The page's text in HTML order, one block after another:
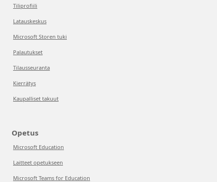
Tiliprofiili
Latauskeskus
Microsoft Storen tuki
Palautukset
Tilausseuranta
Kierrätys
Kaupalliset takuut
Opetus
Microsoft Education
Laitteet opetukseen
Microsoft Teams for Education